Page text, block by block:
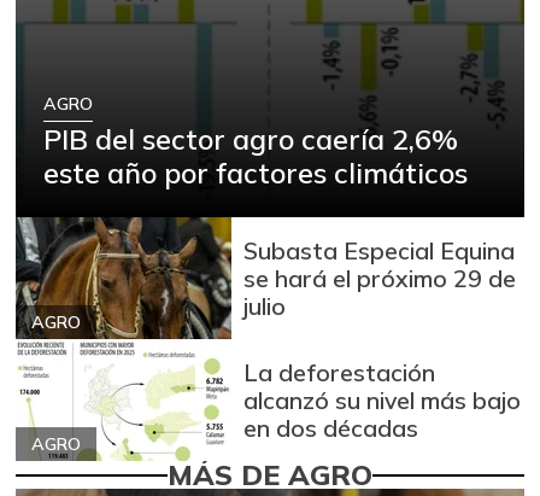
AGRO
PIB del sector agro caería 2,6%
este año por factores climáticos
AGRO
Subasta Especial Equina
se hará el próximo 29 de
julio
AGRO
La deforestación
alcanzó su nivel más bajo
en dos décadas
MÁS DE AGRO